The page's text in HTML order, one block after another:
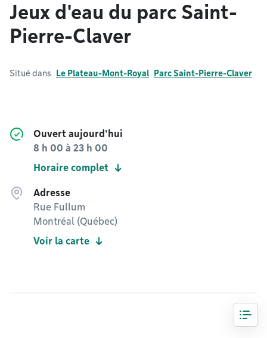
Jeux d'eau du parc Saint-
Pierre-Claver
Situé dans Le Plateau-Mont-Royal Parc Saint-Pierre-Claver
Ouvert aujourd'hui
8 h 00 à 23 h 00
Horaire complet
Adresse
Rue Fullum
Montréal (Québec)
Voir la carte